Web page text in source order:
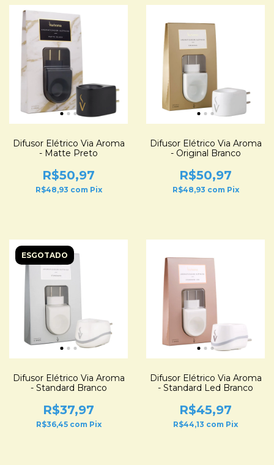
Difusor Elétrico Via Aroma
- Matte Preto
R$50,97
R$48,93 com Pix
Difusor Elétrico Via Aroma
- Original Branco
R$50,97
R$48,93 com Pix
ESGOTADO
Difusor Elétrico Via Aroma
- Standard Branco
R$37,97
R$36,45 com Pix
Difusor Elétrico Via Aroma
- Standard Led Branco
R$45,97
R$44,13 com Pix